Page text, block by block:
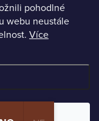
pohodlné
webu neustále
Více
vyhrazena.